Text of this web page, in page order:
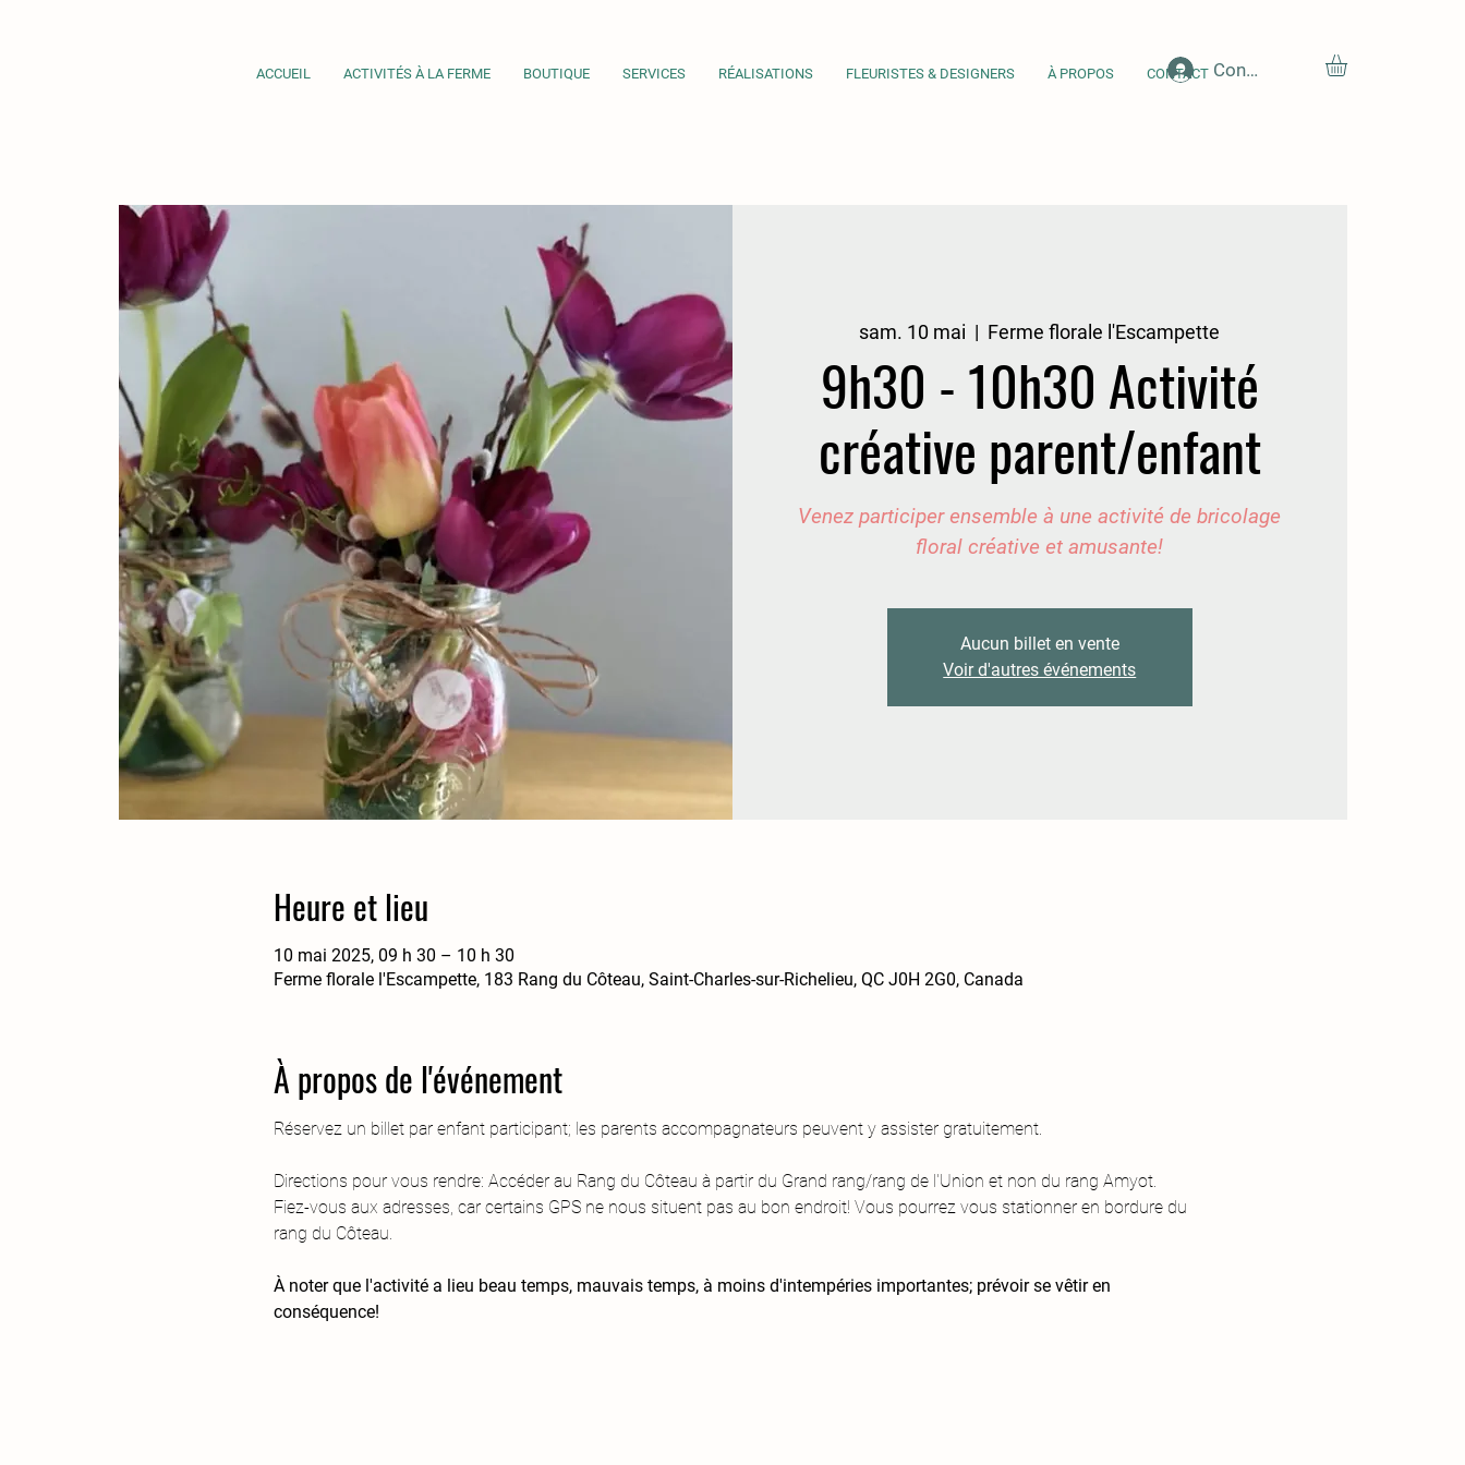
ACCUEIL ACTIVITÉS À LA FERME BOUTIQUE SERVICES RÉALISATIONS FLEURISTES & DESIGNERS À PROPOS CONTACT Connexion
sam. 10 mai
  |
Ferme florale l'Escampette
9h30 - 10h30 Activité
créative parent/enfant
Venez participer ensemble à une activité de bricolage
floral créative et amusante!
Aucun billet en vente
Voir d'autres événements
Heure et lieu
10 mai 2025, 09 h 30 – 10 h 30
Ferme florale l'Escampette, 183 Rang du Côteau, Saint-Charles-sur-Richelieu, QC J0H 2G0, Canada
À propos de l'événement
Réservez un billet par enfant participant; les parents accompagnateurs peuvent y assister gratuitement.
Directions pour vous rendre: Accéder au Rang du Côteau à partir du Grand rang/rang de l'Union et non du rang Amyot.
Fiez-vous aux adresses, car certains GPS ne nous situent pas au bon endroit! Vous pourrez vous stationner en bordure du
rang du Côteau.
À noter que l'activité a lieu beau temps, mauvais temps, à moins d'intempéries importantes; prévoir se vêtir en
conséquence!